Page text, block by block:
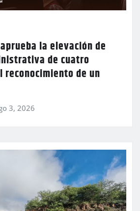
la elevación de
de cuatro
reconocimiento de un
3, 2026